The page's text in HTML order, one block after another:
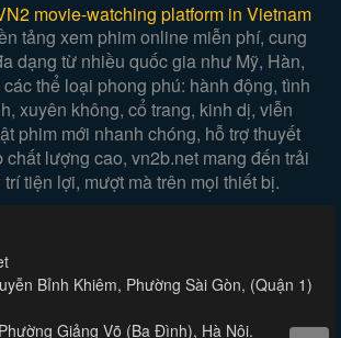
movie-watching platform in Vietnam
tảng xem phim online miễn phí, cung
dạng từ nhiều quốc gia như Mỹ, Hàn,
thể loại phong phú: hành động, tình
xuyên không, cổ trang, kinh dị, viễn
phim mới nhanh chóng, hỗ trợ thuyết
chất lượng cao, vn2b.net mang đến trải
tiện lợi, mượt mà trên mọi thiết bị.
Bỉnh Khiêm, Phường Sài Gòn, (Quận 1)
Giảng Võ (Ba Đình), Hà Nội.